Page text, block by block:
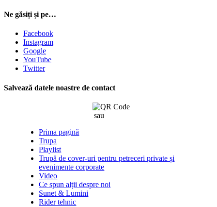
Ne găsiți și pe…
Facebook
Instagram
Google
YouTube
Twitter
Salvează datele noastre de contact
sau
Prima pagină
Trupa
Playlist
Trupă de cover-uri pentru petreceri private și
evenimente corporate
Video
Ce spun alții despre noi
Sunet & Lumini
Rider tehnic